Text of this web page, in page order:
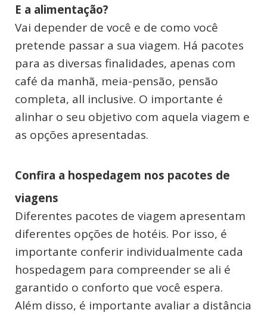
E a alimentação?
Vai depender de você e de como você
pretende passar a sua viagem. Há pacotes
para as diversas finalidades, apenas com
café da manhã, meia-pensão, pensão
completa, all inclusive. O importante é
alinhar o seu objetivo com aquela viagem e
as opções apresentadas.
Confira a hospedagem nos pacotes de
viagens
Diferentes pacotes de viagem apresentam
diferentes opções de hotéis. Por isso, é
importante conferir individualmente cada
hospedagem para compreender se ali é
garantido o conforto que você espera.
Além disso, é importante avaliar a distância